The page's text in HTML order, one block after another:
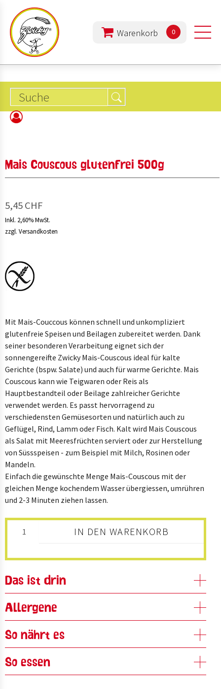
PRODUKTE
UNTERNEHMEN
ERNÄHRUNG
B2B
SHOP
0
Mais Couscous glutenfrei 500g
5,45 CHF
Inkl. 2,60% MwSt.
zzgl. Versandkosten
Mit Mais-Couccous können schnell und unkompliziert
glutenfreie Speisen und Beilagen zubereitet werden. Dank
seiner besonderen Verarbeitung eignet sich der
sonnengereifte Zwicky Mais-Couscous ideal für kalte
Gerichte (bspw. Salate) und auch für warme Gerichte. Mais
Couscous kann wie Teigwaren oder Reis als
Hauptbestandteil oder Beilage zahlreicher Gerichte
verwendet werden. Es passt hervorragend zu
verschiedensten Gemüsesorten und natürlich auch zu
Geflügel, Rind, Lamm oder Fisch. Kalt wird Mais Couscous
als Salat mit Meeresfrüchten serviert oder zur Herstellung
von Süssspeisen - zum Beispiel mit Milch, Rosinen oder
Mandeln.
Einfach die gewünschte Menge Mais-Couscous mit der
gleichen Menge kochendem Wasser übergiessen, umrühren
und 2-3 Minuten ziehen lassen.
IN DEN WARENKORB
Das ist drin
Allergene
So nährt es
So essen